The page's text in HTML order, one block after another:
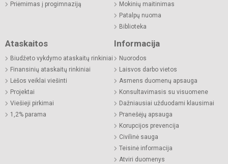
Priėmimas į progimnaziją
Mokinių maitinimas
Patalpų nuoma
Biblioteka
Ataskaitos
Biudžeto vykdymo ataskaitų rinkiniai
Finansinių ataskaitų rinkiniai
Lėšos veiklai viešinti
Projektai
Viešieji pirkimai
1,2% parama
Informacija
Nuorodos
Laisvos darbo vietos
Asmens duomenų apsauga
Konsultavimasis su visuomene
Dažniausiai užduodami klausimai
Pranešėjų apsauga
Korupcijos prevencija
Civilinė sauga
Teisinė informacija
Atviri duomenys